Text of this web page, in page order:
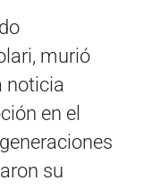
murió
noticia
en el
su